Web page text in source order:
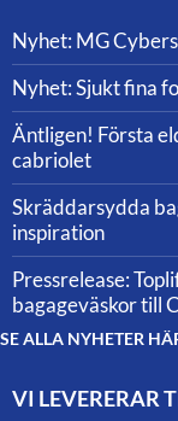
Nyhet: MG
Nyhet: Sjukt fina
Äntligen! Första
cabriolet
Skräddarsydda
inspiration
Pressrelease:
bagageväskor till
SE ALLA NYHETER
VI LEVERERAR